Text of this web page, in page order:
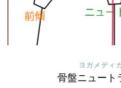
ヨガメディ
骨盤ニュート